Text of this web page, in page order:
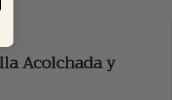
Acolchada y